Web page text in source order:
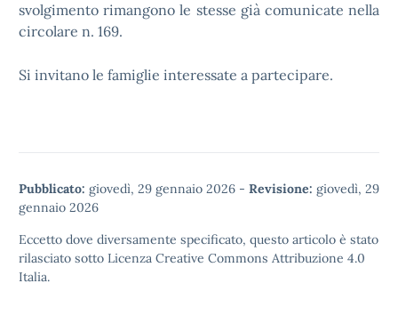
svolgimento rimangono le stesse già comunicate nella
circolare n. 169.
Si invitano le famiglie interessate a partecipare.
Pubblicato: giovedì, 29 gennaio 2026 - Revisione: giovedì, 29
gennaio 2026
Eccetto dove diversamente specificato, questo articolo è stato
rilasciato sotto Licenza Creative Commons Attribuzione 4.0
Italia.